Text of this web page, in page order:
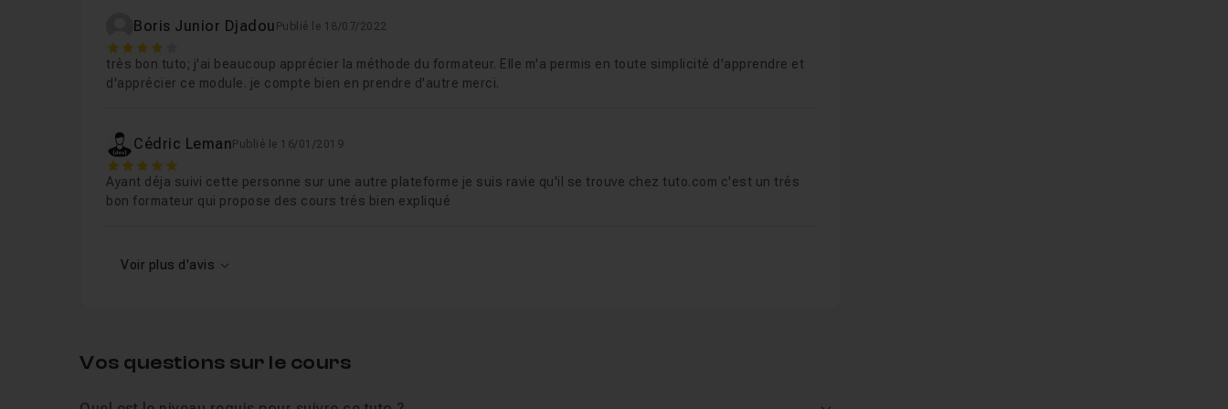
Chapitre 5 : Cas pratiques 39m03
Boris Junior Djadou Publié le 18/07/2022
4
très bon tuto; j'ai beaucoup apprécier la méthode du formateur. Elle m'a permis en toute simplicité d'apprendre et
d'apprécier ce module. je compte bien en prendre d'autre merci.
Cédric Leman Publié le 16/01/2019
5
Ayant déja suivi cette personne sur une autre plateforme je suis ravie qu'il se trouve chez tuto.com c'est un trés
bon formateur qui propose des cours trés bien expliqué
Voir plus d'avis
Vos questions sur le cours